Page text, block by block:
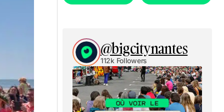
@bigcitynantes
112k Followers